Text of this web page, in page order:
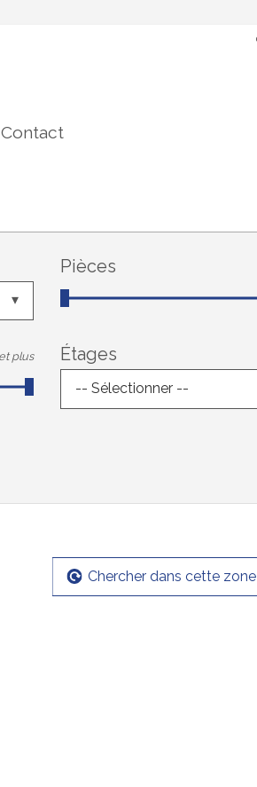
Contact
Pièces
plus Étages
-- Sélectionner --
Chercher dans cette zone